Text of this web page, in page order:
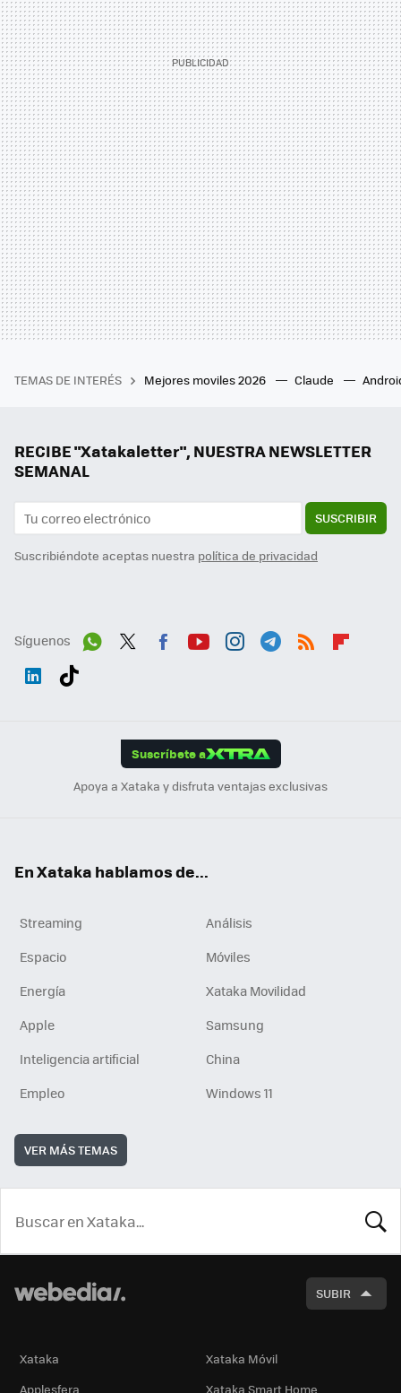
TEMAS DE INTERÉS Mejores moviles 2026 Claude
RECIBE "Xatakaletter", NUESTRA NEWSLETTER
SEMANAL
SUSCRIBIR
Suscribiéndote aceptas nuestra política de privacidad
Síguenos
Suscríbete a
Apoya a Xataka y disfruta ventajas exclusivas
En Xataka hablamos de...
Streaming
Análisis
Espacio
Móviles
Energía
Xataka Movilidad
Apple
Samsung
Inteligencia artificial
China
Empleo
Windows 11
VER MÁS TEMAS
SUBIR
Xataka
Xataka Móvil
Applesfera
Xataka Smart Home